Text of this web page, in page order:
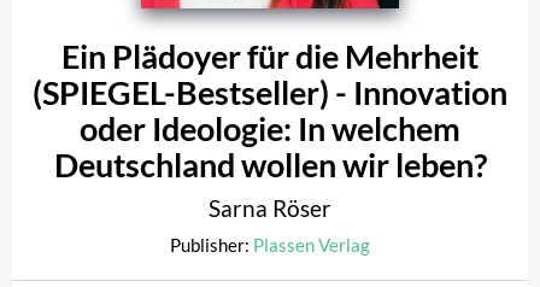
Ein Plädoyer für die Mehrheit
(SPIEGEL-Bestseller) - Innovation
oder Ideologie: In welchem
Deutschland wollen wir leben?
Sarna Röser
Publisher: Plassen Verlag